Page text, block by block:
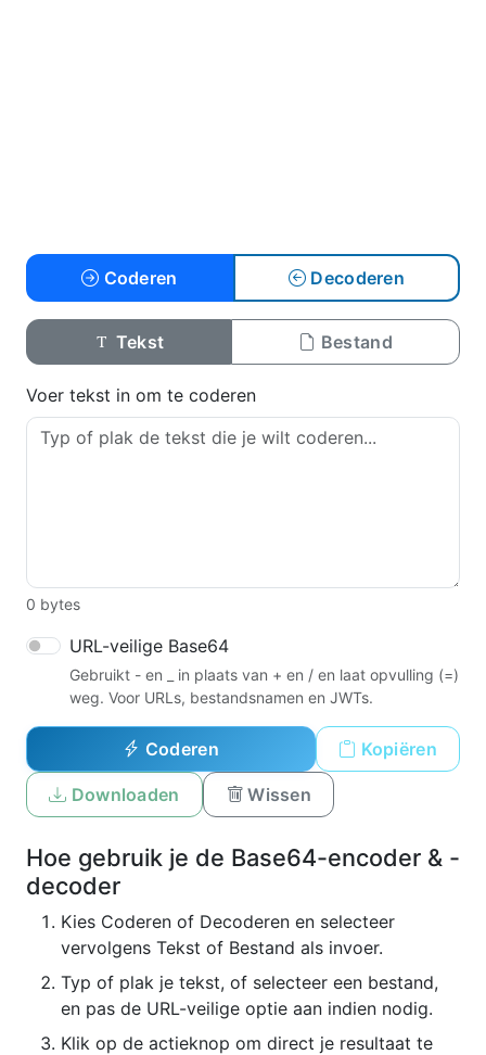
Coderen Decoderen
Tekst Bestand
Voer tekst in om te coderen
0 bytes
URL-veilige Base64
Gebruikt - en _ in plaats van + en / en laat opvulling (=)
weg. Voor URLs, bestandsnamen en JWTs.
Coderen Kopiëren
Downloaden Wissen
Hoe gebruik je de Base64-encoder & -
decoder
Kies Coderen of Decoderen en selecteer
vervolgens Tekst of Bestand als invoer.
Typ of plak je tekst, of selecteer een bestand,
en pas de URL-veilige optie aan indien nodig.
Klik op de actieknop om direct je resultaat te